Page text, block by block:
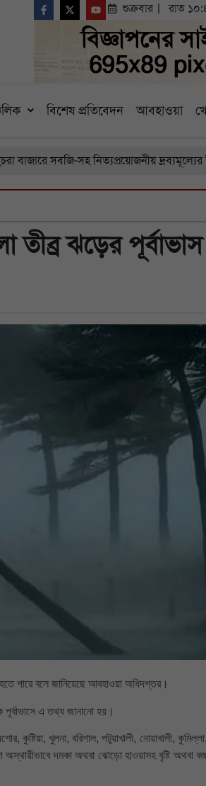
শুক্রবার রাত
বিশেষ প্রতিবেদন আবহাওয়া
সবজি-সহ নিত্যপ্রয়োজনীয় দ্রব্যমূল্যের
তীব্র ঝড়ের পূর্বাভাস
পারে বলে জানিয়েছে আবহাওয়া অধিদপ্তর।
এ তথ্য জানানো হয়।
কুষ্টিয়া, খুলনা, বরিশাল, পটুয়াখালী, নোয়াখালী,
দমকা অথবা ঝোড়ো হাওয়াসহ বৃষ্টি অথবা